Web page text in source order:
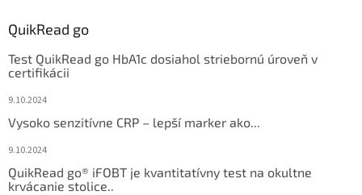
QuikRead go
Test QuikRead go HbA1c dosiahol striebornú úroveň v
certifikácii
9.10.2024
Vysoko senzitívne CRP – lepší marker ako...
9.10.2024
QuikRead go® iFOBT je kvantitatívny test na okultne
krvácanie stolice..